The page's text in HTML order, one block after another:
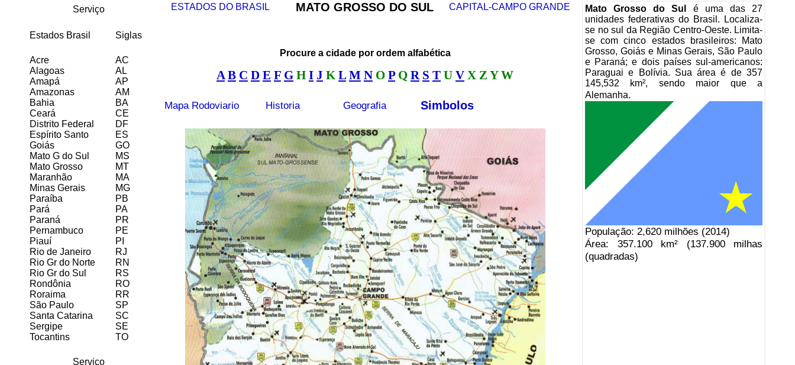
Serviço
Estados Brasil Siglas
Acre
AC
Alagoas
AL
Amapá
AP
Amazonas
AM
Bahia
BA
Ceará
CE
Distrito Federal
DF
Espírito Santo
ES
Goiás
GO
Mato G do Sul
MS
Mato Grosso
MT
Maranhão
MA
Minas Gerais
MG
Paraíba
PB
Pará
PA
Paraná
PR
Pernambuco
PE
Piauí
PI
Rio de Janeiro
RJ
Rio Gr do Norte
RN
Rio Gr do Sul
RS
Rondônia
RO
Roraima
RR
São Paulo
SP
Santa Catarina
SC
Sergipe
SE
Tocantins
TO
Serviço
ESTADOS DO BRASIL MATO GROSSO DO SUL CAPITAL-CAMPO GRANDE
Procure a cidade por ordem alfabética
A B C D E F G H I J KL M N O PQ R S T U V X Z Y W
Mapa Rodoviario Historia Geografia Simbolos
Mato Grosso do Sul
é uma das 27
unidades federativas do Brasil. Localiza-
se no sul da Região Centro-Oeste. Limita-
se com cinco estados brasileiros: Mato
Grosso, Goiás e Minas Gerais, São Paulo
e Paraná; e dois países sul-americanos:
Paraguai e Bolívia. Sua área é de 357
145,532 km², sendo maior que a
Alemanha.
População: 2,620 milhões (2014)
Área: 357.100 km² (137.900 milhas
(quadradas)